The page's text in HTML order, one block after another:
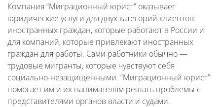
Компания “Миграционный юрист” оказывает
юридические услуги для двух категорий клиентов:
иностранных граждан, которые работают в России и
для компаний, которые привлекают иностранных
граждан для работы. Сами работники обычно —
трудовые мигранты, которые чувствуют себя
социально-незащищенными. “Миграционный юрист”
помогает им и их нанимателям решать проблемы с
представителями органов власти и судами.